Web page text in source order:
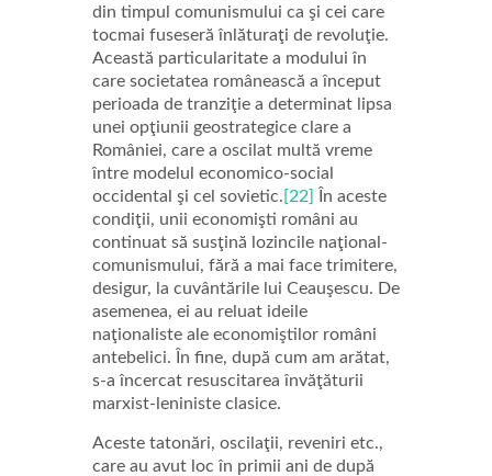
din timpul comunismului ca şi cei care
tocmai fuseseră înlăturaţi de revoluţie.
Această particularitate a modului în
care societatea românească a început
perioada de tranziţie a determinat lipsa
unei opţiunii geostrategice clare a
României, care a oscilat multă vreme
între modelul economico-social
occidental şi cel sovietic. [22]
În aceste
condiţii, unii economişti români au
continuat să susţină lozincile naţional-
comunismului, fără a mai face trimitere,
desigur, la cuvântările lui Ceauşescu. De
asemenea, ei au reluat ideile
naţionaliste ale economiştilor români
antebelici. În fine, după cum am arătat,
s-a încercat resuscitarea învăţăturii
marxist-leniniste clasice.
Aceste tatonări, oscilaţii, reveniri etc.,
care au avut loc în primii ani de după